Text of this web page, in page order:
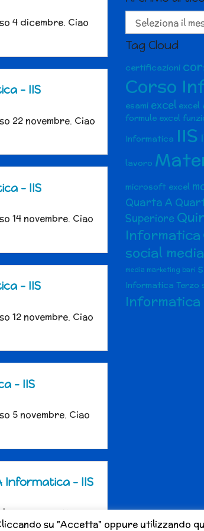
4 dicembre. Ciao
– IIS
22 novembre. Ciao
– IIS
14 novembre. Ciao
– IIS
12 novembre. Ciao
– IIS
5 novembre. Ciao
Informatica – IIS
Ciao Ugo
Archivio
articoli
Tag Cloud
certificazioni
Corso
esami excel excel
formule excel
Informatica IIS
lavoro
microsoft excel
Quarta A
Superiore
Informatica
social media
media marketing bari
Informatica Terzo
Informatica
su "Accetta" oppure utilizzando